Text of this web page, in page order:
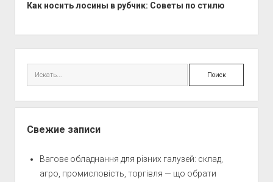
Как носить лосины в рубчик: Советы по стилю
панель
Поиск
Свежие записи
Вагове обладнання для різних галузей: склад,
агро, промисловість, торгівля — що обрати